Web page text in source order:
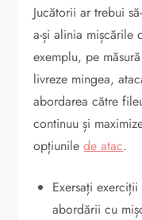
Jucătorii ar trebui
a-și alinia mișcările
exemplu, pe
livreze mingea,
abordarea către
continuu și
opțiunilede atac.
Exersați
abordării cu